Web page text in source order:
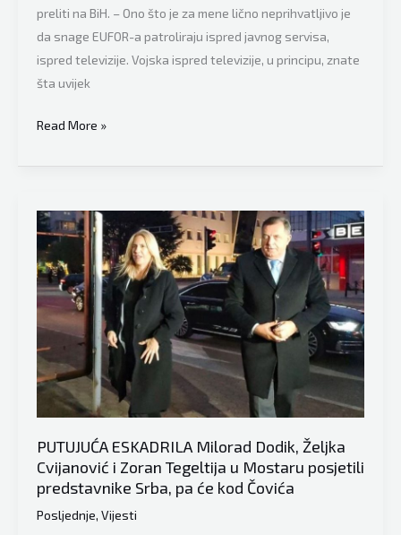
preliti na BiH. – Ono što je za mene lično neprihvatljivo je
da snage EUFOR-a patroliraju ispred javnog servisa,
ispred televizije. Vojska ispred televizije, u principu, znate
šta uvijek
Predsjedavajući
ministara
Tegeltija
poručio:
“Za
mene
je
neprihvatljivo
da
snage
EUFOR-
patroliraju
ispred
javnog
servisa,
Read More »
PUTUJUĆA ESKADRILA Milorad Dodik, Željka
Cvijanović i Zoran Tegeltija u Mostaru posjetili
predstavnike Srba, pa će kod Čovića
Posljednje, Vijesti